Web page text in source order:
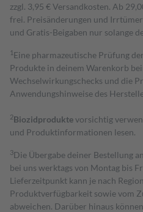
zzgl. 3,95 € Versandkosten. Ab
frei. Preisänderungen und
und Gratis-Beigaben nur solange
1 Eine pharmazeutische Prüfung
Produkte in deinem Warenkorb
Wechselwirkungschecks und die
Anwendungshinweise des
2Biozidproduktevorsichtig
und Produktinformationen lesen.
3Die Übergabe deiner Bestellung
bei uns werktags von Montag bis
Lieferzeitpunkt kann je nach
Produktverfügbarkeit sowie vom
abweichen. Darüber hinaus